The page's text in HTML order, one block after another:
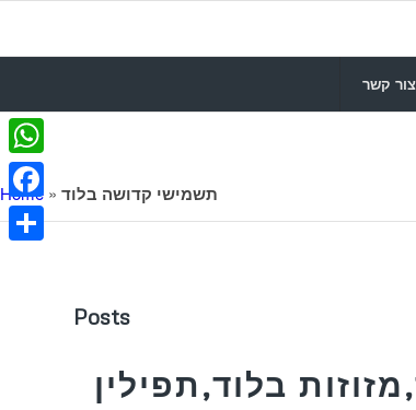
צור קשר
Home » תשמישי קדושה בלוד
Posts
בלוד,תפילין
WhatsApp
Facebook